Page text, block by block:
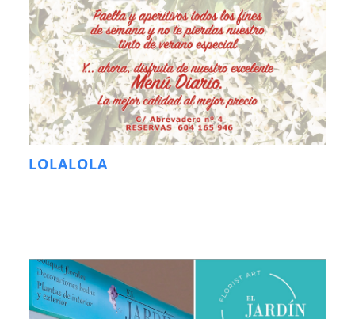
LOLALOLA